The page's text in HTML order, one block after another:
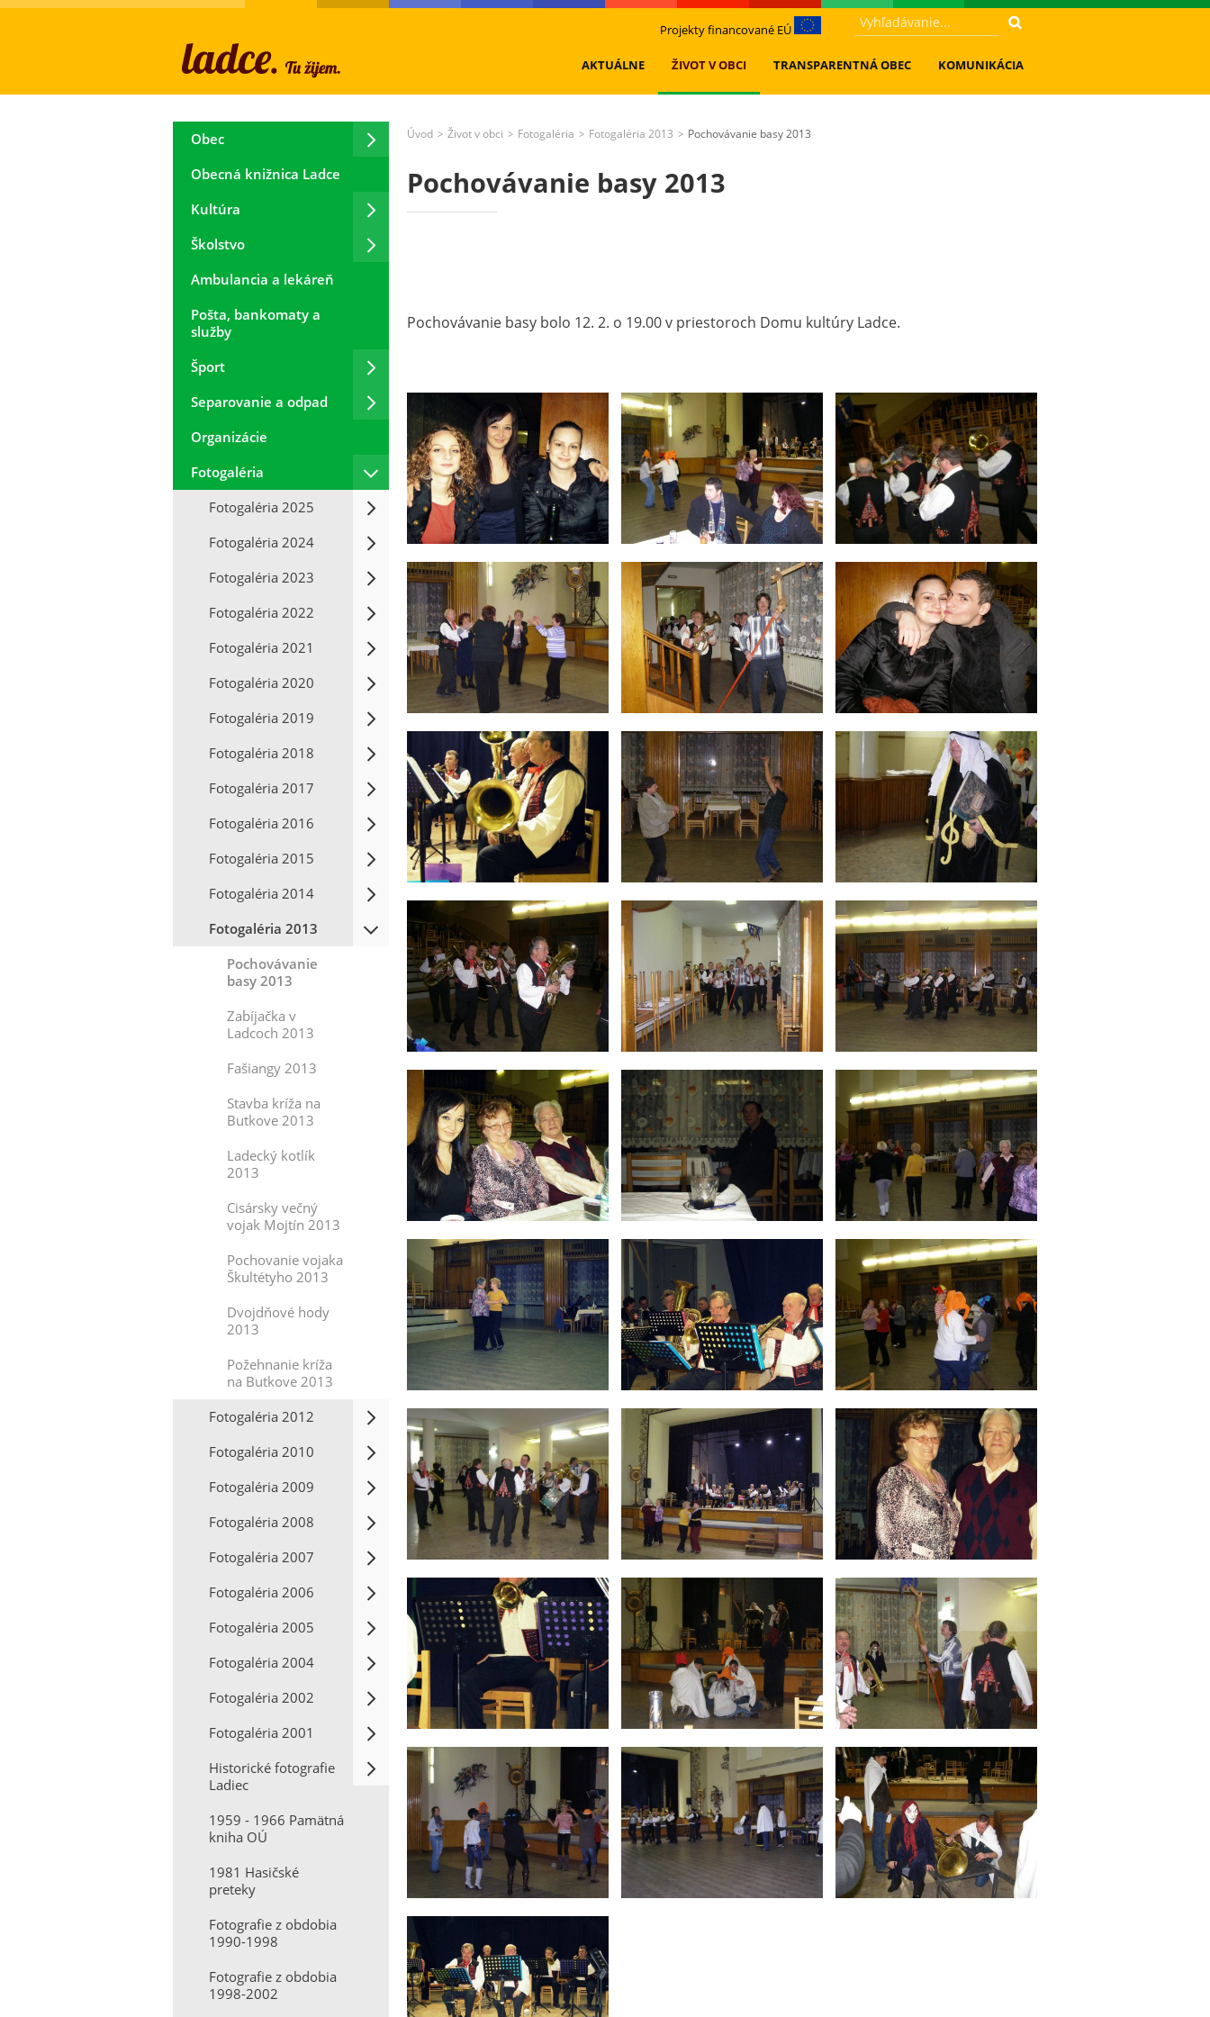
Projekty financované EÚ
AKTUÁLNE ŽIVOT V OBCI TRANSPARENTNÁ OBEC KOMUNIKÁCIA
Obec
Obecná knižnica Ladce
Kultúra
Školstvo
Ambulancia a lekáreň
Pošta, bankomaty a
služby
Šport
Separovanie a odpad
Organizácie
Fotogaléria
Fotogaléria 2025
Fotogaléria 2024
Fotogaléria 2023
Fotogaléria 2022
Fotogaléria 2021
Fotogaléria 2020
Fotogaléria 2019
Fotogaléria 2018
Fotogaléria 2017
Fotogaléria 2016
Fotogaléria 2015
Fotogaléria 2014
Fotogaléria 2013
Pochovávanie
basy 2013
Zabíjačka v
Ladcoch 2013
Fašiangy 2013
Stavba kríža na
Butkove 2013
Ladecký kotlík
2013
Cisársky večný
vojak Mojtín 2013
Pochovanie vojaka
Škultétyho 2013
Dvojdňové hody
2013
Požehnanie kríža
na Butkove 2013
Fotogaléria 2012
Fotogaléria 2010
Fotogaléria 2009
Fotogaléria 2008
Fotogaléria 2007
Fotogaléria 2006
Fotogaléria 2005
Fotogaléria 2004
Fotogaléria 2002
Fotogaléria 2001
Historické fotografie
Ladiec
1959 - 1966 Pamätná
kniha OÚ
1981 Hasičské
preteky
Fotografie z obdobia
1990-1998
Fotografie z obdobia
1998-2002
Úvod > Život v obci > Fotogaléria > Fotogaléria 2013 > Pochovávanie basy 2013
Pochovávanie basy 2013
Pochovávanie basy bolo 12. 2. o 19.00 v priestoroch Domu kultúry Ladce.